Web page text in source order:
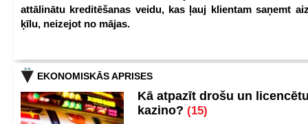
attālinātu kreditēšanas veidu, kas ļauj klientam saņemt
ķīlu, neizejot no mājas.
EKONOMISKĀS APRISES
Kā atpazīt drošu un
kazino? (15)